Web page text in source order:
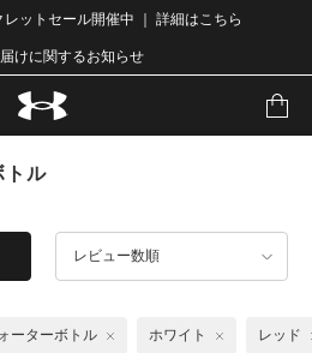
レットセール開催中 ｜ 詳細はこちら
けに関するお知らせ
トル
レビュー数順
ーターボトル ホワイト レッド